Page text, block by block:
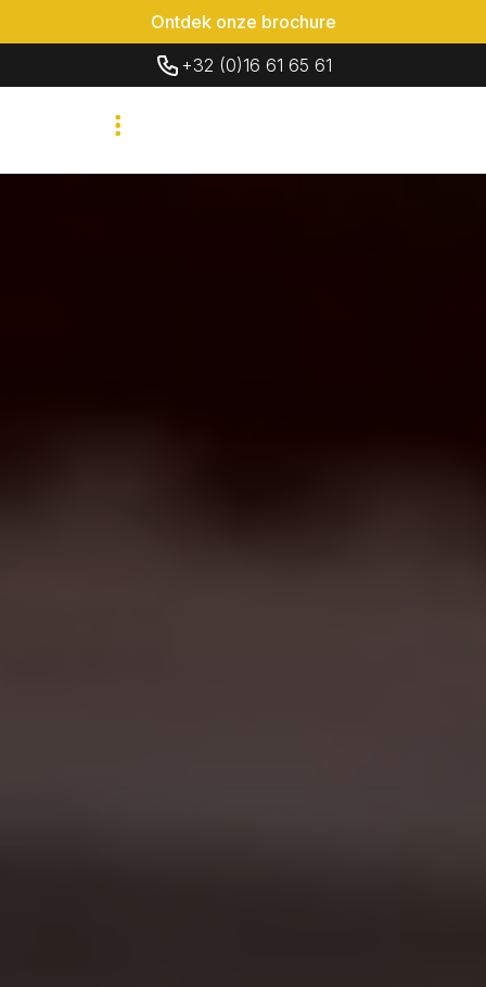
Ontdek onze brochure
+32 (0)16 61 65 61